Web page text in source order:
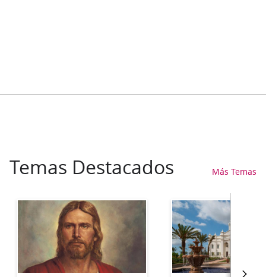
Temas Destacados Más Temas